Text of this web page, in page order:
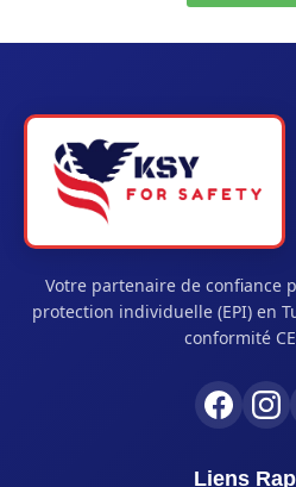
Votre partenaire de confiance
protection individuelle (EPI) en
conformité
Liens